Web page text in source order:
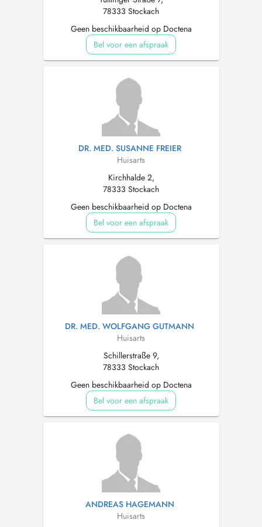
78333 Stockach
Geen beschikbaarheid op Doctena
Bel voor een afspraak
DR. MED. SUSANNE FREIER
Huisarts
Kirchhalde 2,
78333 Stockach
Geen beschikbaarheid op Doctena
Bel voor een afspraak
DR. MED. WOLFGANG GUTMANN
Huisarts
Schillerstraße 9,
78333 Stockach
Geen beschikbaarheid op Doctena
Bel voor een afspraak
ANDREAS HAGEMANN
Huisarts